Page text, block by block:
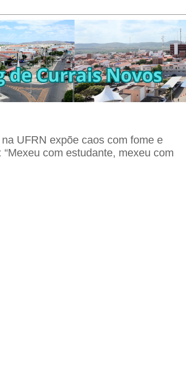
UFRN expõe caos com fome e
com estudante, mexeu com